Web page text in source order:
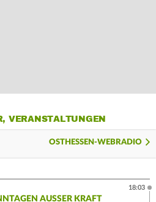
VERANSTALTUNGEN
OSTHESSEN-WEBRADIO
AUSSER KRAFT
18:03